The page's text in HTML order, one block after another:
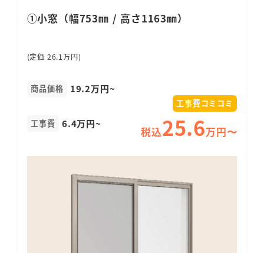
①小窓（幅753㎜ / 高さ1163㎜）
(定価 26.1万円)
商品価格 19.2万円~
工事費 6.4万円~
工事費コミコミ
税込25.6万円〜